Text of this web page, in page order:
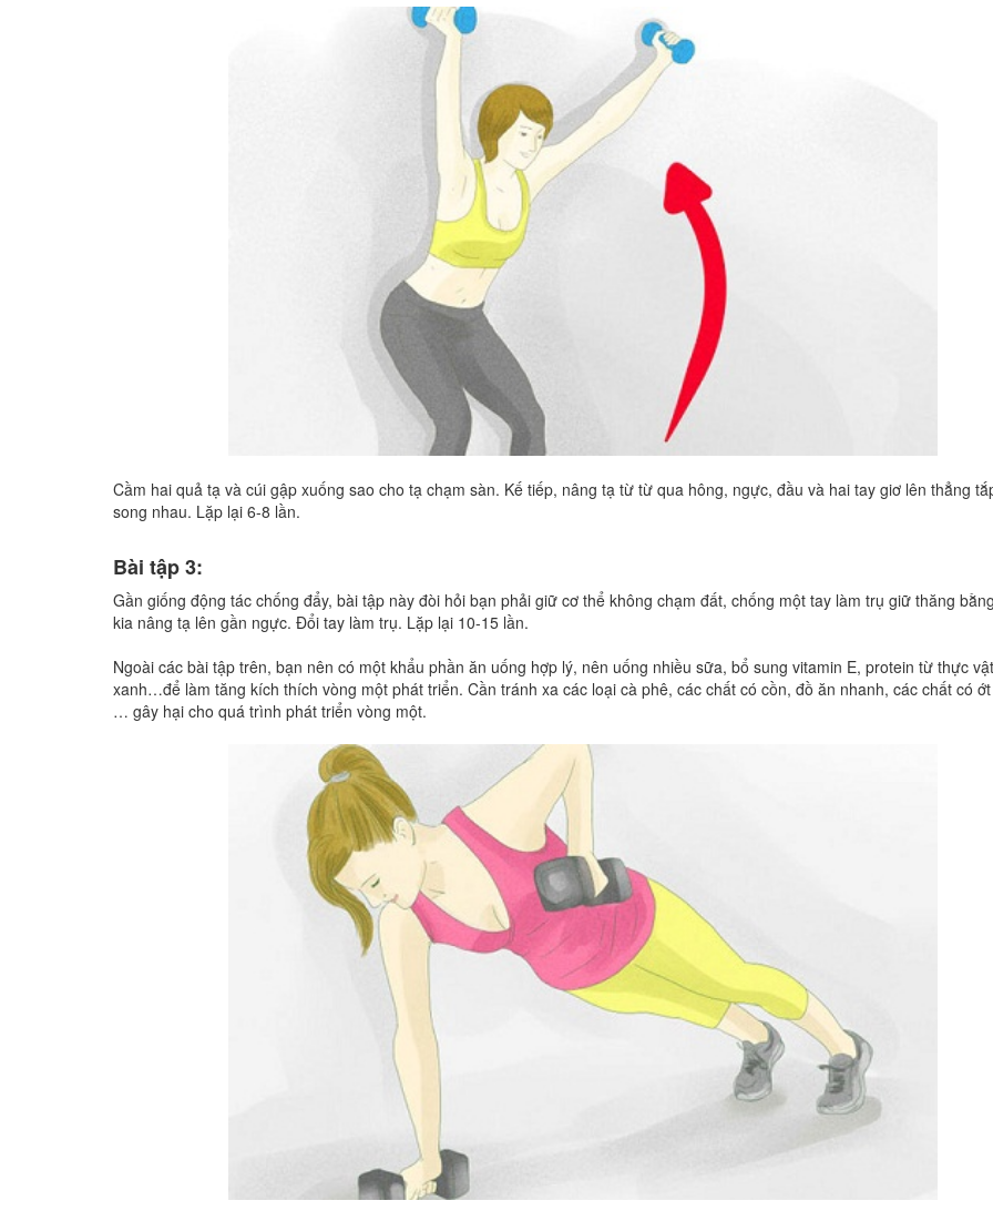
Cầm hai quả tạ và cúi gập xuống sao cho tạ chạm sàn. Kế tiếp, nâng tạ từ từ qua hông, ngực, đầu và hai tay giơ lên thẳng
song nhau. Lặp lại 6-8 lần.
Bài tập 3:
Gần giống động tác chống đẩy, bài tập này đòi hỏi bạn phải giữ cơ thể không chạm đất, chống một tay làm trụ giữ thăng
kia nâng tạ lên gần ngực. Đổi tay làm trụ. Lặp lại 10-15 lần.
Ngoài các bài tập trên, bạn nên có một khẩu phần ăn uống hợp lý, nên uống nhiều sữa, bổ sung vitamin E, protein từ thực
xanh…để làm tăng kích thích vòng một phát triển. Cần tránh xa các loại cà phê, các chất có cồn, đồ ăn nhanh, các chất có
… gây hại cho quá trình phát triển vòng một.